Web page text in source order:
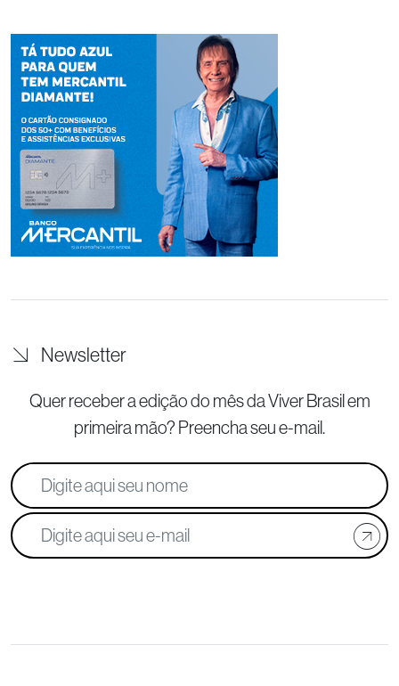
Newsletter
Quer receber a edição do mês da Viver Brasilem
primeira mão? Preencha seu e-mail.